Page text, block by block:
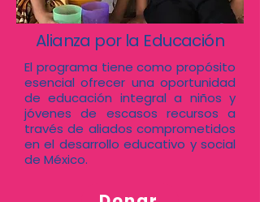
Alianza por la Educación
El programa tiene como propósito
esencial ofrecer una oportunidad
de educación integral a niños y
jóvenes de escasos recursos a
través de aliados comprometidos
en el desarrollo educativo y social
de México.